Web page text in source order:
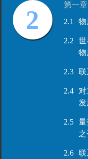
2
第一
2.1
物
2.2
世
物
2.3 联
2.4
2.5
量
2.6
联